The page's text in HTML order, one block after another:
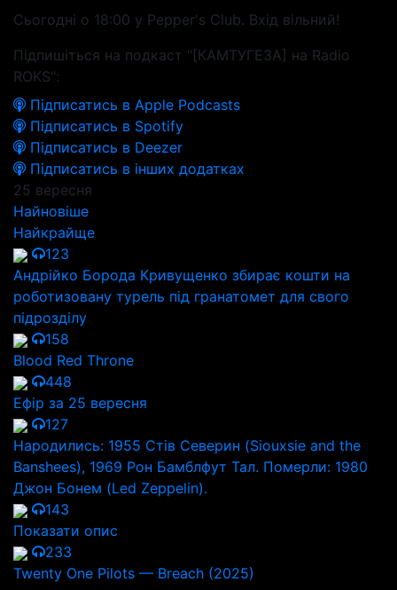
Сьогодні о 18:00 у Pepper's Club. Вхід вільний!
Підпишіться на подкаст "[КАМТУГЕЗА] на Radio
ROKS":
Підписатись в Apple Podcasts
Підписатись в Spotify
Підписатись в Deezer
Підписатись в інших додатках
25 вересня
Найновіше
Найкрайще
123
Андрійко Борода Кривущенко збирає кошти на
роботизовану турель під гранатомет для свого
підрозділу
158
Blood Red Throne
448
Ефір за 25 вересня
127
Народились: 1955 Стів Северин (Siouxsie and the
Banshees), 1969 Рон Бамблфут Тал. Померли: 1980
Джон Бонем (Led Zeppelin).
143
Показати опис
233
Twenty One Pilots — Breach (2025)